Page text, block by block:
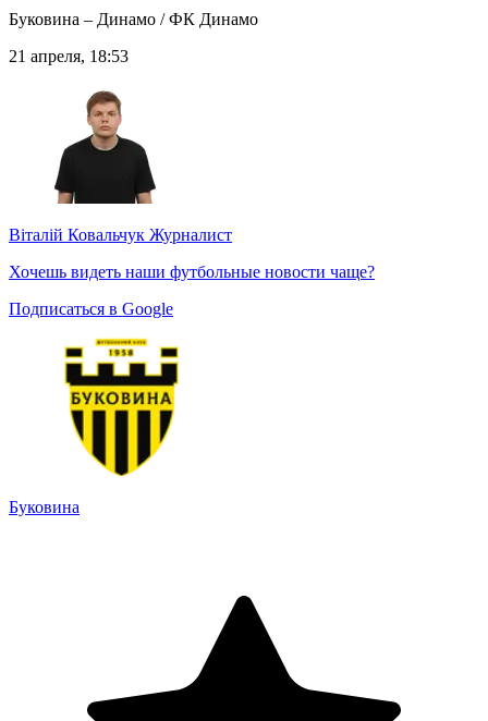
Буковина – Динамо / ФК Динамо
21 апреля, 18:53
Віталій Ковальчук Журналист
Хочешь видеть наши футбольные новости чаще?
Подписаться в Google
Буковина